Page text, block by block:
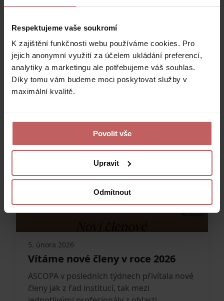
Respektujeme vaše soukromí
K zajištění funkčnosti webu používáme cookies. Pro
jejich anonymní využití za účelem ukládání preferencí,
analytiky a marketingu ale potřebujeme váš souhlas.
Díky tomu vám budeme moci poskytovat služby v
maximální kvalitě.
Povolit vše
Upravit
Odmítnout